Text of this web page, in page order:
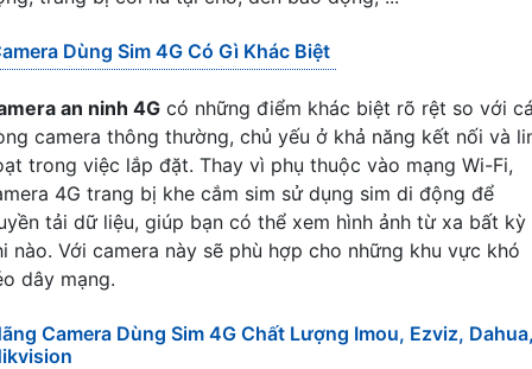
Dùng Sim 4G Có Gì Khác Biệt
an ninh 4G có những điểm khác biệt rõ rệt so với
camera thông thường, chủ yếu ở khả năng kết nối và
trong việc lắp đặt. Thay vì phụ thuộc vào mạng Wi-Fi,
4G trang bị khe cắm sim sử dụng sim di động để
tải dữ liệu, giúp bạn có thể xem hình ảnh từ xa bất kỳ
nào. Với camera này sẽ phù hợp cho những khu vực khó
dây mạng.
Camera Dùng Sim 4G Chất Lượng Imou, Ezviz,